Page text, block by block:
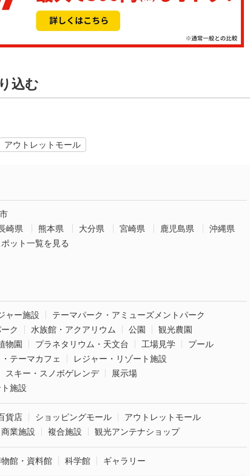
込む
アウトレットモール
崎県 熊本県 大分県 宮崎県 鹿児島県
沖縄県
ット一覧を見る
ャー施設
テーマパーク・アミューズメントパーク
ク
水族館・アクアリウム 公園
観光農園
物園 プラネタリウム・天文台 工場見学
プール
テーマカフェ
レジャー・リゾート施設
スキー・スノボゲレンデ
展示場
施設
貨店 ショッピングモール
アウトレットモール
業施設
複合施設 観光アンテナショップ
館・資料館 科学館 ギャラリー